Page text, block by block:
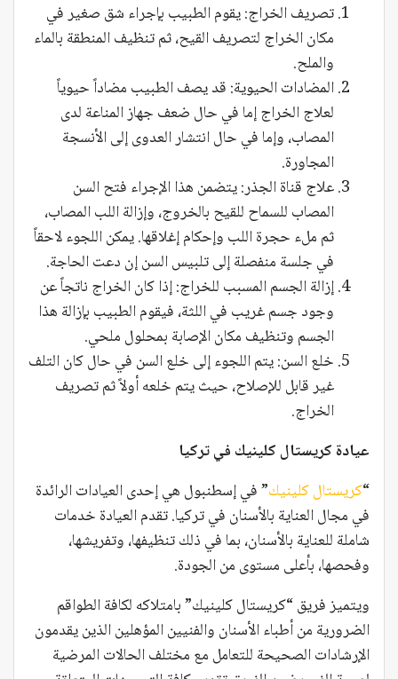
تصريف الخراج: يقوم الطبيب بإجراء شق صغير في
مكان الخراج لتصريف القيح، ثم تنظيف المنطقة بالماء
والملح.
المضادات الحيوية: قد يصف الطبيب مضاداً حيوياً
لعلاج الخراج إما في حال ضعف جهاز المناعة لدى
المصاب، وإما في حال انتشار العدوى إلى الأنسجة
المجاورة.
علاج قناة الجذر: يتضمن هذا الإجراء فتح السن
المصاب للسماح للقيح بالخروج، وإزالة اللب المصاب،
ثم ملء حجرة اللب وإحكام إغلاقها. يمكن اللجوء لاحقاً
في جلسة منفصلة إلى تلبيس السن إن دعت الحاجة.
إزالة الجسم المسبب للخراج: إذا كان الخراج ناتجاً عن
وجود جسم غريب في اللثة، فيقوم الطبيب بإزالة هذا
الجسم وتنظيف مكان الإصابة بمحلول ملحي.
خلع السن: يتم اللجوء إلى خلع السن في حال كان التلف
غير قابل للإصلاح، حيث يتم خلعه أولاً ثم تصريف
الخراج.
عيادة كريستال كلينيك في تركيا
“كريستال كلينيك” في إسطنبول هي إحدى العيادات الرائدة
في مجال العناية بالأسنان في تركيا. تقدم العيادة خدمات
شاملة للعناية بالأسنان، بما في ذلك تنظيفها، وتفريشها،
وفحصها، بأعلى مستوى من الجودة.
ويتميز فريق “كريستال كلينيك” بامتلاكه لكافة الطواقم
الضرورية من أطباء الأسنان والفنيين المؤهلين الذين يقدمون
الإرشادات الصحيحة للتعامل مع مختلف الحالات المرضية